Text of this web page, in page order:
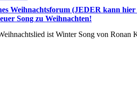
Weihnachtsforum (JEDER kann
Song zu Weihnachten!
ist Winter Song von Ronan